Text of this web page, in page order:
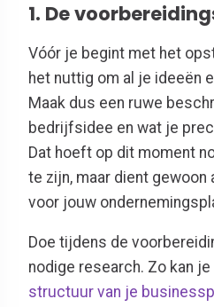
1. De
Vóór je begint met het
het nuttig om al je ideeën
Maak dus een ruwe
bedrijfsidee en wat je
Dat hoeft op dit moment
te zijn, maar dient gewoon
voor jouw
Doe tijdens de
nodige research. Zo kan
structuur van je